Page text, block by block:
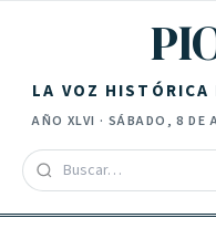
LA VOZ HISTÓRICA
AÑO XLVI · SÁBADO, 8 DE